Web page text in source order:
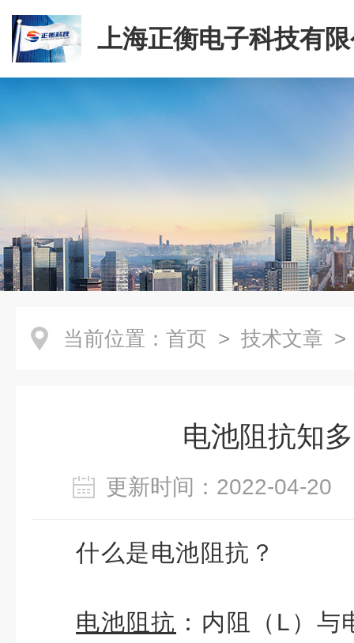
上海正衡电子科技有
当前位置： 首页 > 技术文章 >
电池阻抗知
更新时间：2022-04-
什么是电池阻抗？
电池阻抗 ：内阻（L）